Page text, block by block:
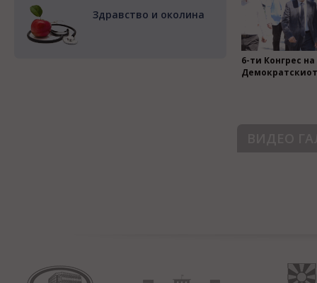
Здравство и околина
Делегација на
цвеќе пред
6-ти Конгрес на
Демократскиот